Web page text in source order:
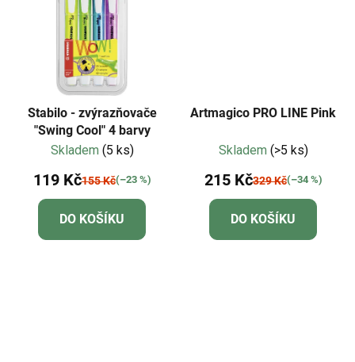
Stabilo - zvýrazňovače
"Swing Cool" 4 barvy
Skladem (5 ks)
119 Kč155 Kč(–23 %)
DO KOŠÍKU
Artmagico PRO LINE Pink
Skladem (>5 ks)
215 Kč329 Kč(–34 %)
DO KOŠÍKU